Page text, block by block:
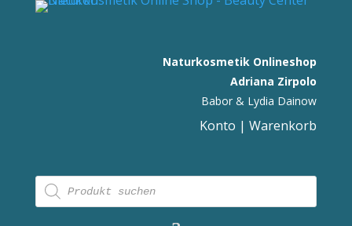
Naturkosmetik Onlineshop
Adriana Zirpolo
Babor & Lydia Dainow
Konto |Warenkorb
Products
search